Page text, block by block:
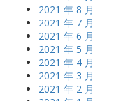
2021 年 8 月
2021 年 7 月
2021 年 6 月
2021 年 5 月
2021 年 4 月
2021 年 3 月
2021 年 2 月